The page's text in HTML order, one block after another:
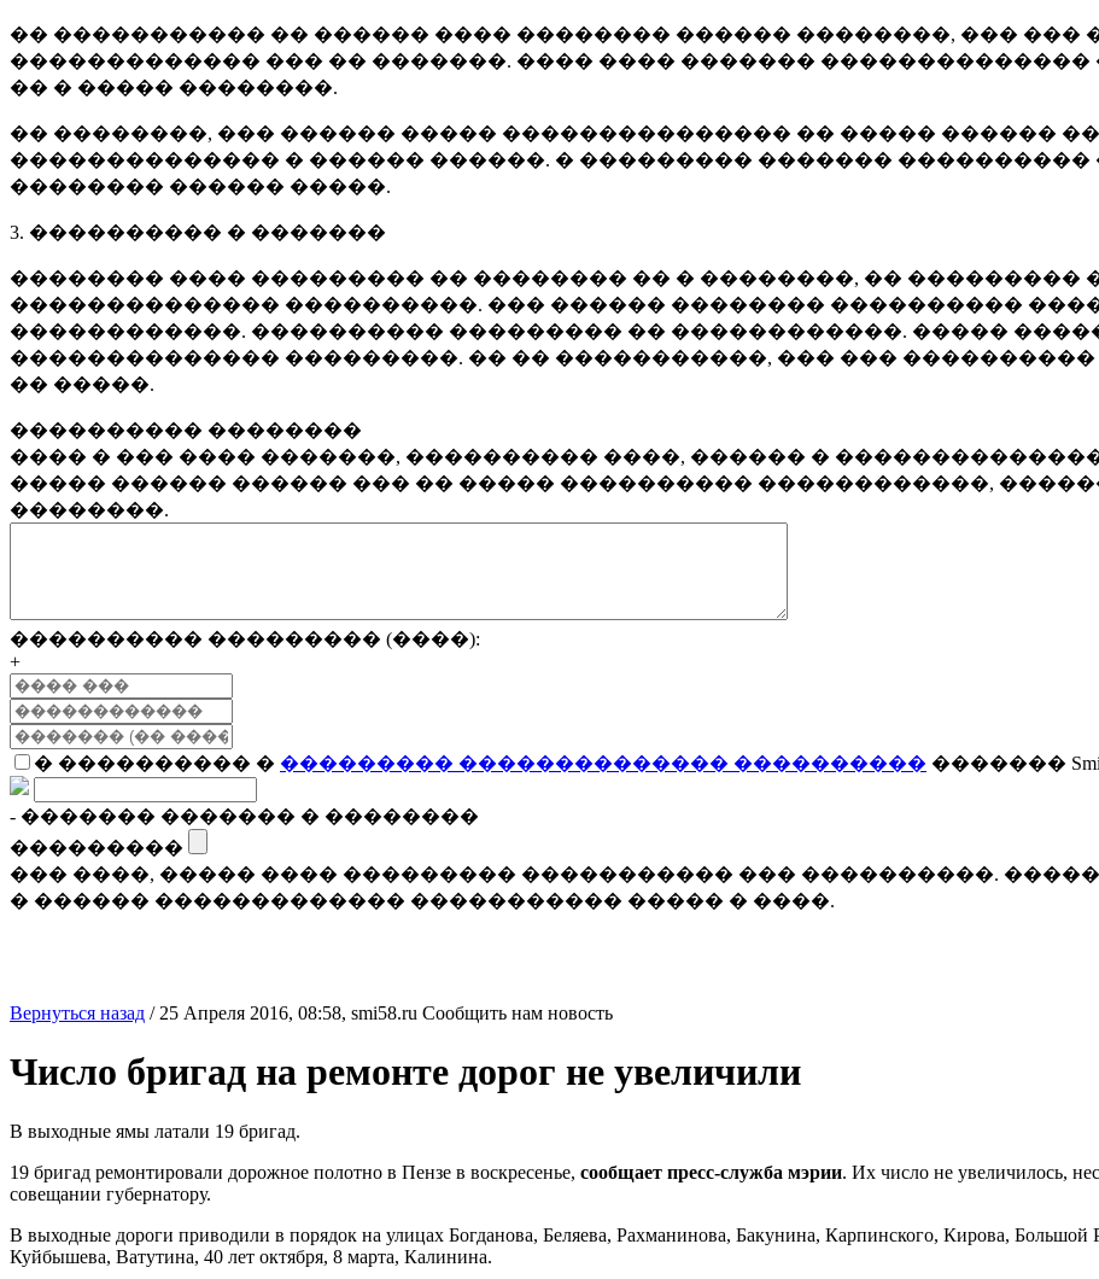
�� ����������� �� ������ ���� �������� ������ ��������, ��� ���
������������� ��� �� �������. ���� ���� �������
�� � ����� ��������.
�� ��������, ��� ������ ����� ��������������� �� ����� ������
�������������� � ������ ������. � ��������� ������� ����������
�������� ������ �����.
3. ���������� � �������
�������� ���� ��������� �� �������� �� � ��������, �� ���������
�������������� ����������. ��� ������ �������� ����������
������������. ���������� ��������� �� ������������. �����
�������������� ���������. �� �� �����������, ��� ���
�� �����.
���������� ��������
���� � ��� ���� �������, ���������� ����, ������ �
����� ������ ������ ��� �� ����� ���������� ������������,
��������.
���������� ��������� (����):
+
� ���������� � ��������� �������������� ���������� �������
- ������� ������� � ��������
���������
��� ����, ����� ���� ��������� ����������� ��� ����������.
� ������ ������������� ����������� ����� � ����.
Вернуться назад / 25 Апреля 2016, 08:58, smi58.ru Сообщить нам новость
Число бригад на ремонте дорог не увеличили
В выходные ямы латали 19 бригад.
19 бригад ремонтировали дорожное полотно в Пензе в воскресенье, сообщает пресс-служба мэрии. Их число не увеличилось,
совещании губернатору.
В выходные дороги приводили в порядок на улицах Богданова, Беляева, Рахманинова, Бакунина, Карпинского, Кирова, Большой
Куйбышева, Ватутина, 40 лет октября, 8 марта, Калинина.